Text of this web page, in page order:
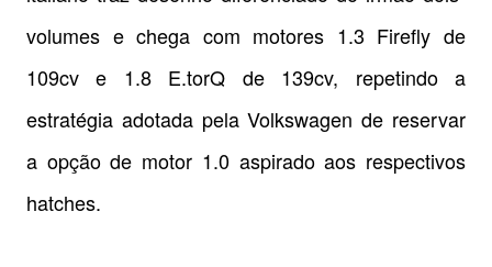
volumes e chega com motores 1.3 Firefly de
109cv e 1.8 E.torQ de 139cv, repetindo a
estratégia adotada pela Volkswagen de reservar
a opção de motor 1.0 aspirado aos respectivos
hatches.